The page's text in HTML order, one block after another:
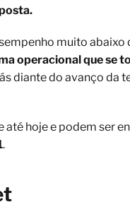
muito
operacional que se
diante do avanço da
hoje e podem ser
.